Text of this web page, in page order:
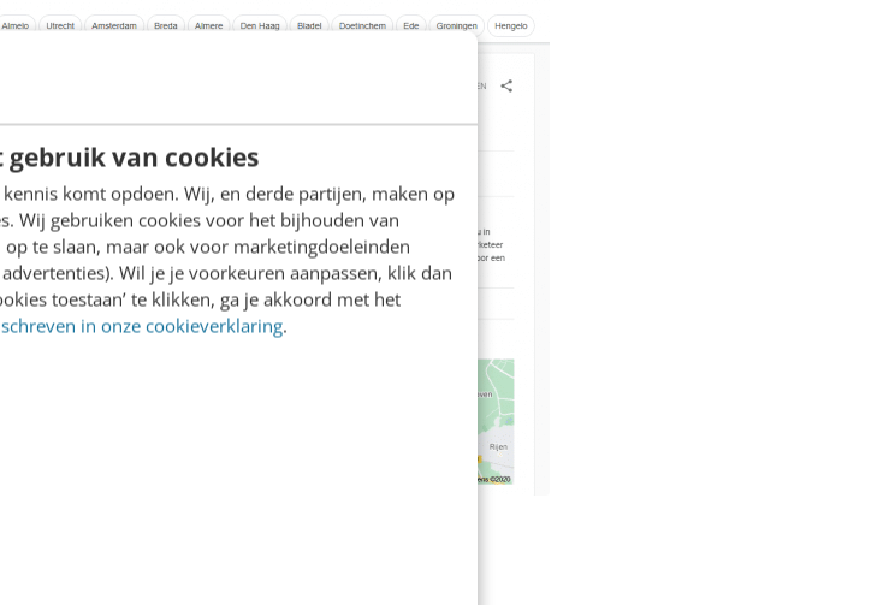
van cookies
komt opdoen. Wij, en derde partijen, maken op
Wij gebruiken cookies voor het bijhouden van
te slaan, maar ook voor marketingdoeleinden
Wil je je voorkeuren aanpassen, klik dan
toestaan’ te klikken, ga je akkoord met het
in onze cookieverklaring.